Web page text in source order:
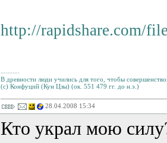
http://rapidshare.com/
--------
В древности люди учились для того, чтобы
(с) Конфуций (Кун Цзы) (ок. 551 479 гг. до н.э.)
28.04.2008 15:34
Кто украл мою